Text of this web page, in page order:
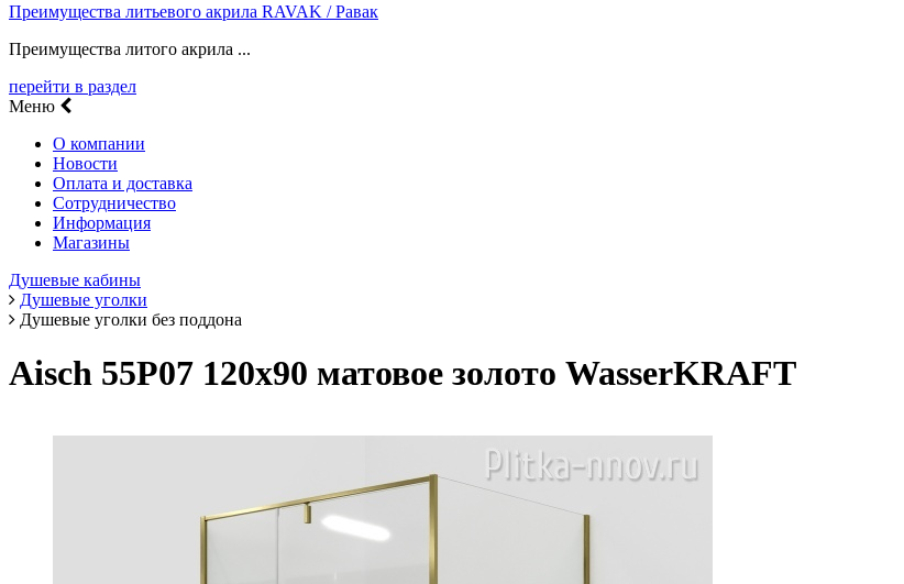
Преимущества литьевого акрила RAVAK / Равак
Преимущества литого акрила ...
перейти в раздел
Меню
О компании
Новости
Оплата и доставка
Сотрудничество
Информация
Магазины
Душевые кабины
Душевые уголки
Душевые уголки без поддона
Aisch 55P07 120х90 матовое золото WasserKRAFT